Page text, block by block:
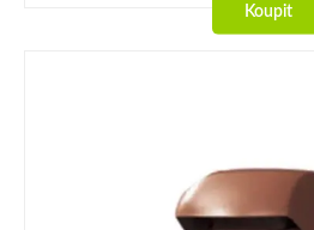
Koupit